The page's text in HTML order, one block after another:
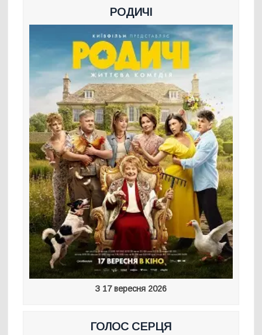
РОДИЧІ
З 17 вересня 2026
ГОЛОС СЕРЦЯ